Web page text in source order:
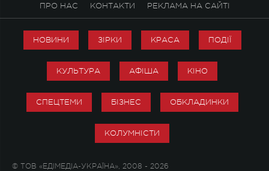
ПРО НАС КОНТАКТИ РЕКЛАМА НА САЙТІ
НОВИНИ ЗІРКИ КРАСА ПОДІЇ
КУЛЬТУРА АФІША КІНО
СПЕЦТЕМИ БІЗНЕС ОБКЛАДИНКИ
КОЛУМНІСТИ
© ТОВ «ЕДІМЕДІА-УКРАЇНА», 2008 - 2026